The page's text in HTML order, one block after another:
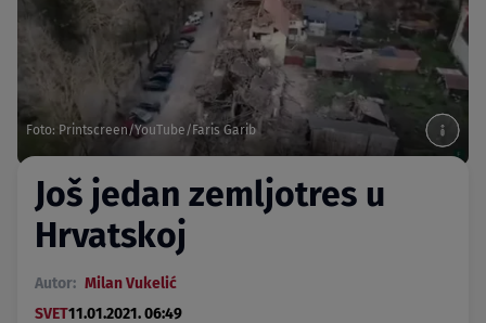
Foto: Printscreen/YouTube/Faris Garib
Još jedan zemljotres u
Hrvatskoj
Autor: Milan Vukelić
SVET11.01.2021. 06:49